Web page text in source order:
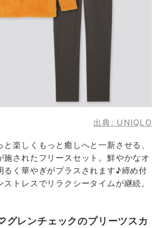
出典: UNIQLO
楽しくもっと癒しへと一新させる、
施されたフリースセット。鮮やかなオ
るく華やぎがプラスされます♪締め付
トレスでリラクシータイムが継続。
レンチェックのプリーツスカ